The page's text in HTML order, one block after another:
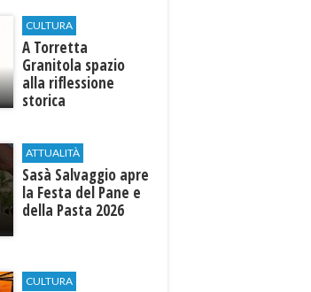
CULTURA
​A Torretta
Granitola spazio
alla riflessione
storica
ATTUALITÀ
Sasà Salvaggio apre
la Festa del Pane e
della Pasta 2026
CULTURA